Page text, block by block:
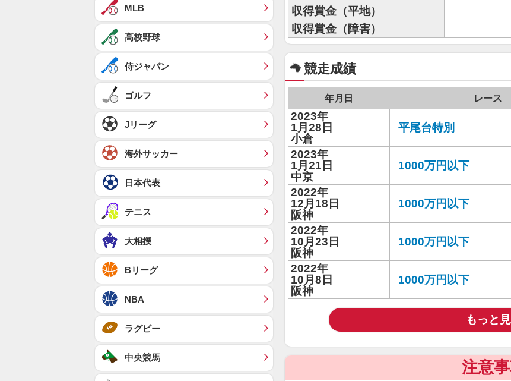
収得賞金（平地）
収得賞金（障害）
競走成績
年月日 レース
2023年
1月28日
小倉
平尾台特別
2023年
1月21日
中京
1000万円以下
2022年
12月18日
阪神
1000万円以下
2022年
10月23日
阪神
1000万円以下
2022年
10月8日
阪神
1000万円以下
もっと
注意
MLB
高校野球
侍ジャパン
ゴルフ
Jリーグ
海外サッカー
日本代表
テニス
大相撲
Bリーグ
NBA
ラグビー
中央競馬